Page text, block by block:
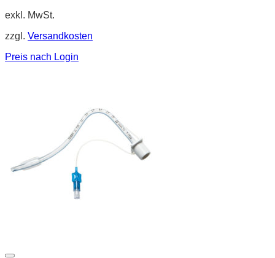
exkl. MwSt.
zzgl. Versandkosten
Preis nach Login